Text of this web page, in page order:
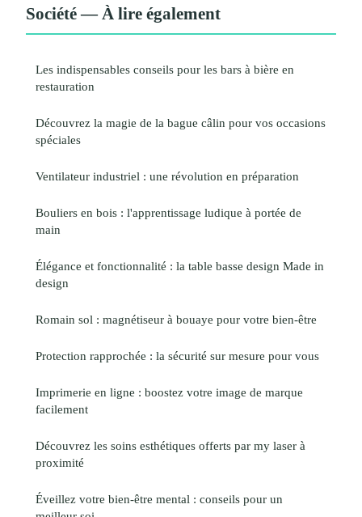
Société — À lire également
Les indispensables conseils pour les bars à bière en
restauration
Découvrez la magie de la bague câlin pour vos occasions
spéciales
Ventilateur industriel : une révolution en préparation
Bouliers en bois : l'apprentissage ludique à portée de
main
Élégance et fonctionnalité : la table basse design Made in
design
Romain sol : magnétiseur à bouaye pour votre bien-être
Protection rapprochée : la sécurité sur mesure pour vous
Imprimerie en ligne : boostez votre image de marque
facilement
Découvrez les soins esthétiques offerts par my laser à
proximité
Éveillez votre bien-être mental : conseils pour un